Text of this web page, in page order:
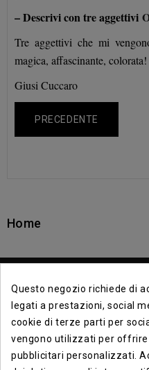
– Descrivi con tre aggettivi
Tre aggettivi che mi
magica, affascinante, colorata!
Giusi Cuccaro
PRECEDENTE
Home
Contact Info
Questo negozio richiede di
legati a prestazioni, social
cookie di terze parti per
vengono utilizzati per
pubblicitari personalizzati.